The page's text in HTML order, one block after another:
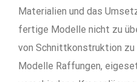
Materialien und das U
fertige Modelle nicht zu
von Schnittkonstruktion zu
Modelle Raffungen,